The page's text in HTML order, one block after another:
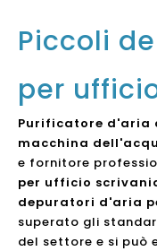
Piccoli
per
Purificatore d'aria
macchina
e fornitore
per ufficio
depuratori d'aria
superato gli
del settore e si può